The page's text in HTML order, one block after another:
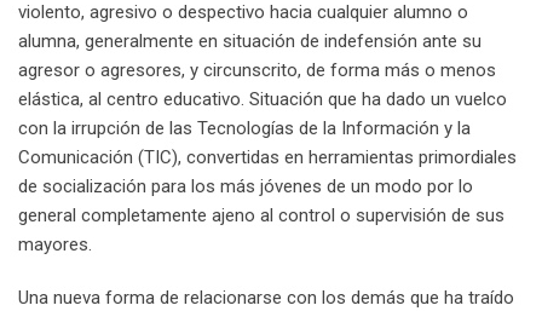
violento, agresivo o despectivo hacia cualquier alumno o
alumna, generalmente en situación de indefensión ante su
agresor o agresores, y circunscrito, de forma más o menos
elástica, al centro educativo. Situación que ha dado un vuelco
con la irrupción de las Tecnologías de la Información y la
Comunicación (TIC), convertidas en herramientas primordiales
de socialización para los más jóvenes de un modo por lo
general completamente ajeno al control o supervisión de sus
mayores.
Una nueva forma de relacionarse con los demás que ha traído